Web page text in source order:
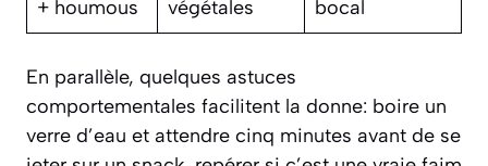
+ houmous
végétales
bocal
En parallèle, quelques astuces
comportementales facilitent la donne: boire un
verre d’eau et attendre cinq minutes avant de se